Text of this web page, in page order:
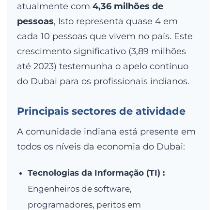
atualmente com 4,36 milhões de
pessoas, Isto representa quase 4 em
cada 10 pessoas que vivem no país. Este
crescimento significativo (3,89 milhões
até 2023) testemunha o apelo contínuo
do Dubai para os profissionais indianos.
Principais sectores de atividade
A comunidade indiana está presente em
todos os níveis da economia do Dubai:
Tecnologias da Informação (TI) :
Engenheiros de software,
programadores, peritos em